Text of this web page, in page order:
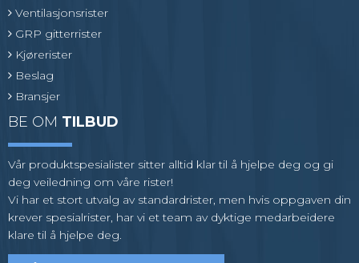
Ventilasjonsrister
GRP gitterrister
Kjørerister
Beslag
Bransjer
BE OM TILBUD
Vår produktspesialister sitter alltid klar til å hjelpe deg og gi
deg veiledning om våre rister!
Vi har et stort utvalg av standardrister, men hvis oppgaven din
krever spesialrister, har vi et team av dyktige medarbeidere
klare til å hjelpe deg.